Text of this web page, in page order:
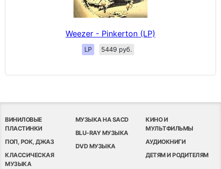
Weezer - Pinkerton (LP)
LP 5449 руб.
ВИНИЛОВЫЕ
ПЛАСТИНКИ
ПОП, РОК, ДЖАЗ
КЛАССИЧЕСКАЯ
МУЗЫКА
МУЗЫКА НА SACD
BLU-RAY МУЗЫКА
DVD МУЗЫКА
КИНО И
МУЛЬТФИЛЬМЫ
АУДИОКНИГИ
ДЕТЯМ И РОДИТЕЛЯМ